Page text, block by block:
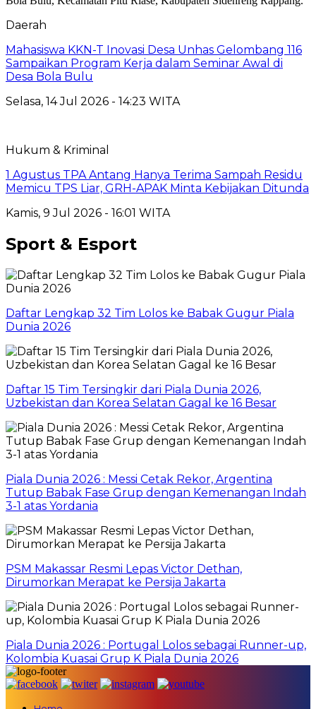
Daerah
Mahasiswa KKN-T Inovasi Desa Unhas Gelombang 116
Sampaikan Program Kerja dalam Seminar Awal di
Desa Bola Bulu
Selasa, 14 Jul 2026 - 14:23 WITA
Hukum & Kriminal
1 Agustus TPA Antang Hanya Terima Sampah Residu
Memicu TPS Liar, GRH-APAK Minta Kebijakan Ditunda
Kamis, 9 Jul 2026 - 16:01 WITA
Sport & Esport
Daftar Lengkap 32 Tim Lolos ke Babak Gugur Piala
Dunia 2026
Daftar 15 Tim Tersingkir dari Piala Dunia 2026,
Uzbekistan dan Korea Selatan Gagal ke 16 Besar
Piala Dunia 2026 : Messi Cetak Rekor, Argentina
Tutup Babak Fase Grup dengan Kemenangan Indah
3-1 atas Yordania
PSM Makassar Resmi Lepas Victor Dethan,
Dirumorkan Merapat ke Persija Jakarta
Piala Dunia 2026 : Portugal Lolos sebagai Runner-up,
Kolombia Kuasai Grup K Piala Dunia 2026